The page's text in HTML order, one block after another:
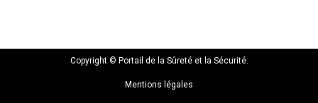
Copyright © Portail de la Sûreté et la Sécurité.
Mentions légales